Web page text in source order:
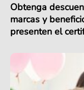
Obtenga
marcas y
presenten el